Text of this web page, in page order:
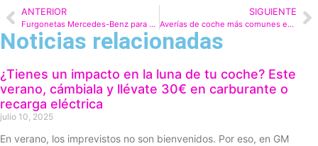
ANTERIOR
Furgonetas Mercedes-Benz para empresas y familias
SIGUIENTE
Averías de coche más comunes en verano
Noticias relacionadas
¿Tienes un impacto en la luna de tu coche? Este
verano, cámbiala y llévate 30€ en carburante o
recarga eléctrica
julio 10, 2025
En verano, los imprevistos no son bienvenidos. Por eso, en GM